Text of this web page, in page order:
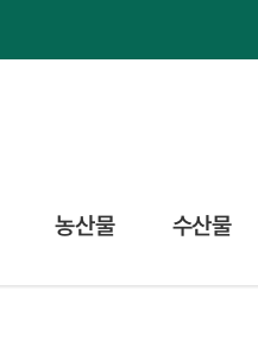
농산물 수산물